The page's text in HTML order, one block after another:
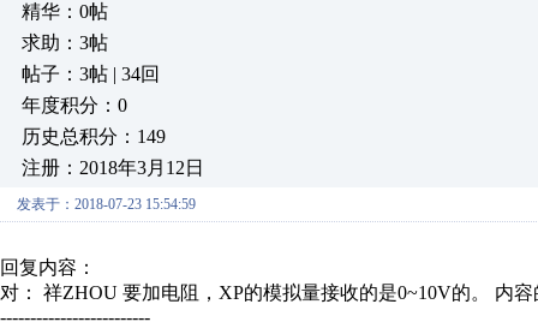
精华：0帖
求助：3帖
帖子：3帖 | 34回
年度积分：0
历史总积分：149
注册：2018年3月12日
发表于：2018-07-23 15:54:59
回复内容：
对： 祥ZHOU 要加电阻，XP的模拟量接收的是0~10V的。 内容
-------------------------